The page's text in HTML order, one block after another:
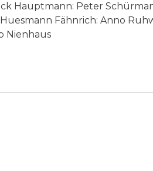
Hauptmann: Peter
Fähnrich: Anno
Nienhaus